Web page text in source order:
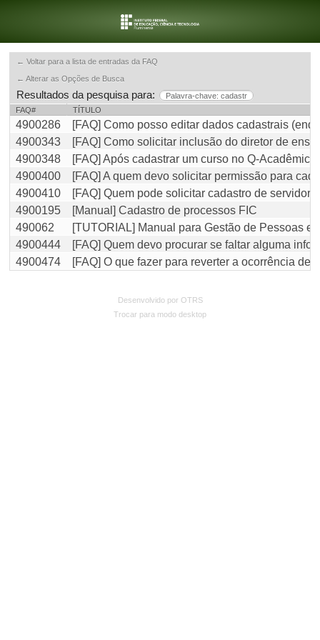
← Voltar para a lista de entradas da FAQ
← Alterar as Opções de Busca
Resultados da pesquisa para:
Palavra-chave: cadastr
FAQ#
TÍTULO
4900286
[FAQ] Como posso editar dados cadastrais
4900343
[FAQ] Como solicitar inclusão do diretor de
4900348
[FAQ] Após cadastrar um curso no Q-
4900400
[FAQ] A quem devo solicitar permissão para
4900410
[FAQ] Quem pode solicitar cadastro de
4900195
[Manual] Cadastro de processos FIC
490062
[TUTORIAL] Manual para Gestão de Pessoas e
4900444
[FAQ] Quem devo procurar se faltar alguma
4900474
[FAQ] O que fazer para reverter a ocorrência de
Desenvolvido por OTRS
Trocar para modo desktop